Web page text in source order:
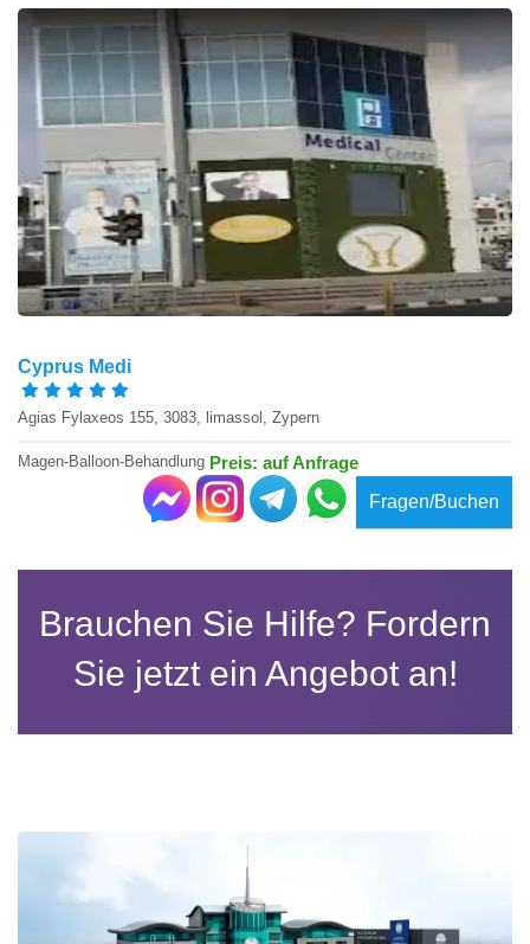
Cyprus Medi
Agias Fylaxeos 155, 3083, limassol, Zypern
Magen-Balloon-Behandlung Preis: auf Anfrage
Fragen/Buchen
Brauchen Sie Hilfe? Fordern
Sie jetzt ein Angebot an!